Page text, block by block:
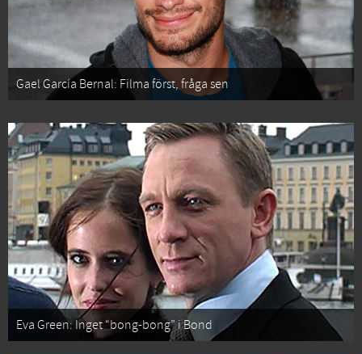
Gael García Bernal: Filma först, fråga sen
Eva Green: Inget “bong-bong” i Bond